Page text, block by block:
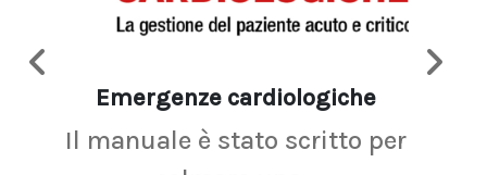
Emergenze cardiologiche
Il manuale è stato scritto per